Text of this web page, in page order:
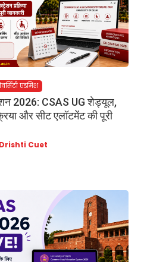
एडमिश
2026: CSAS UG शेड्यूल,
और सीट एलॉटमेंट की पूरी
Drishti Cuet